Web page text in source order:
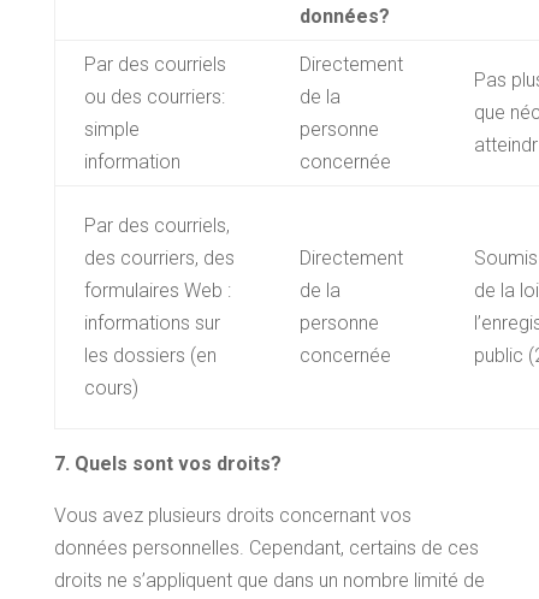
données?
Par des courriels
ou des courriers:
simple
information
Directement
de la
personne
concernée
Pas
que
Par des courriels,
des courriers, des
formulaires Web :
informations sur
les dossiers (en
cours)
Directement
de la
personne
concernée
de la
public
7. Quels sont vos droits?
Vous avez plusieurs droits concernant vos
données personnelles. Cependant, certains de ces
droits ne s’appliquent que dans un nombre limité de